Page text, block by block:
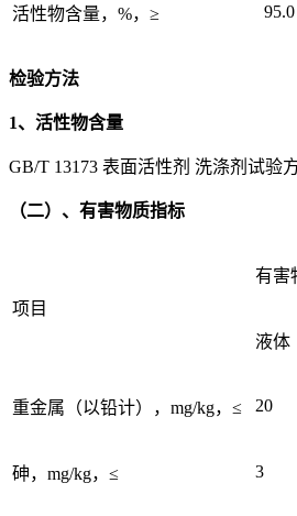
活性物含量，%，≥ 95.0
检验方法
1、活性物含量
GB/T 13173 表面活性剂 洗涤剂试验
（二）、有害物质指标
项目
有害
液体
重金属（以铅计），mg/kg，≤ 20
砷，mg/kg，≤ 3